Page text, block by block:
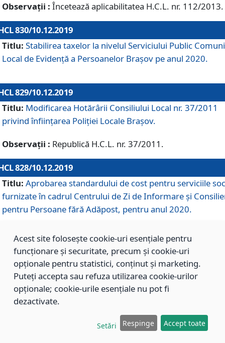
Observații : Încetează aplicabilitatea H.C.L. nr. 112/2013.
830/10.12.2019
Titlu: Stabilirea taxelor la nivelul Serviciului Public
Local de Evidenţă a Persoanelor Braşov pe anul 2020.
829/10.12.2019
Titlu: Modificarea Hotărârii Consiliului Local nr. 37/2011
privind înființarea Poliției Locale Brașov.
Observații : Republică H.C.L. nr. 37/2011.
828/10.12.2019
Titlu: Aprobarea standardului de cost pentru serviciile
furnizate în cadrul Centrului de Zi de Informare și
pentru Persoane fără Adăpost, pentru anul 2020.
827/10.12.2019
Aprobarea standardului de cost pentru serviciile
furnizate în cadrul Centrului Rezidențial pentru Persoane
Adăpost, pentru anul 2020.
Aprobarea standardului de cost pentru serviciile
Acest site folosește cookie-uri esențiale pentru
funcționare și securitate, precum și cookie-uri
opționale pentru statistici, conținut și marketing.
Puteți accepta sau refuza utilizarea cookie-urilor
opționale; cookie-urile esențiale nu pot fi
dezactivate.
Setări Respinge Accept toate